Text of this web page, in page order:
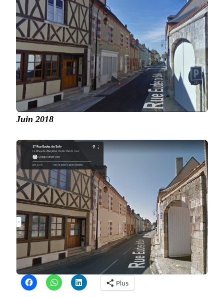
Juin 2018
Plus